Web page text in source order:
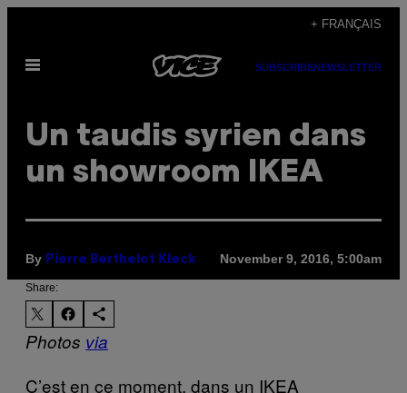
content
+ FRANÇAIS
Open
SUBSCRIBENEWSLETTER
Un taudis syrien dans
un showroom IKEA
By Pierre Berthelot Kleck November 9, 2016, 5:00am
Share:
Photos via
C’est en ce moment, dans un IKEA